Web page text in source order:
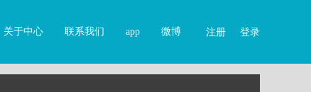
注册 登录
关于中心 联系我们 app 微博